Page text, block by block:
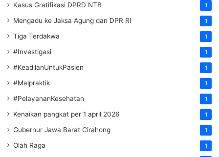
Kasus Gratifikasi DPRD NTB 1
Mengadu ke Jaksa Agung dan DPR RI 1
Tiga Terdakwa 1
#Investigasi 1
#KeadilanUntukPasien 1
#Malpraktik 1
#PelayananKesehatan 1
Kenaikan pangkat per 1 april 2026 1
Gubernur Jawa Barat Cirahong 1
Olah Raga 1